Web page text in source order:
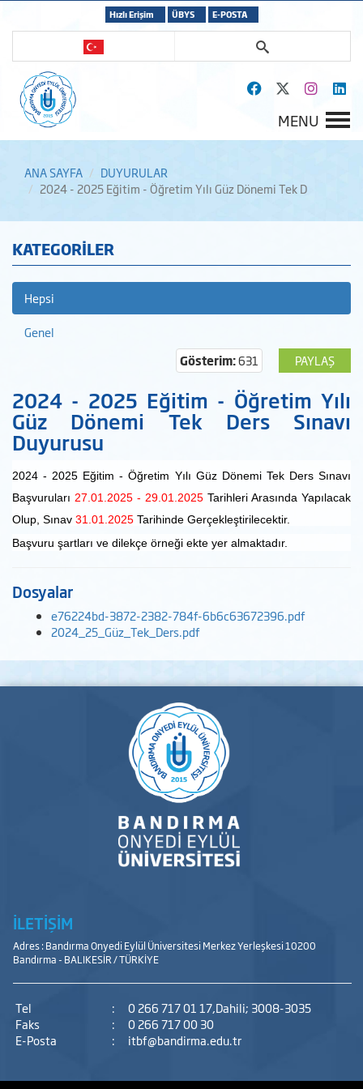
Hızlı Erişim ÜBYS E-POSTA
MENU
ANA SAYFA
DUYURULAR
2024 - 2025 Eğitim - Öğretim Yılı Güz Dönemi Tek D
KATEGORİLER
Hepsi
Genel
PAYLAŞ
Gösterim:631
2024 - 2025 Eğitim - Öğretim Yılı
Güz Dönemi Tek Ders Sınavı
Duyurusu
2024 - 2025 Eğitim - Öğretim Yılı Güz Dönemi Tek Ders Sınavı
Başvuruları 27.01.2025 - 29.01.2025 Tarihleri Arasında Yapılacak
Olup, Sınav 31.01.2025 Tarihinde Gerçekleştirilecektir.
Başvuru şartları ve dilekçe örneği ekte yer almaktadır.
Dosyalar
e76224bd-3872-2382-784f-6b6c63672396.pdf
2024_25_Güz_Tek_Ders.pdf
İLETİŞİM
Adres : Bandırma Onyedi Eylül Üniversitesi Merkez Yerleşkesi 10200
Bandırma - BALIKESİR / TÜRKİYE
Tel :
0 266 717 01 17,Dahili; 3008-3035
Faks
:
0 266 717 00 30
E-Posta
: itbf@bandirma.edu.tr